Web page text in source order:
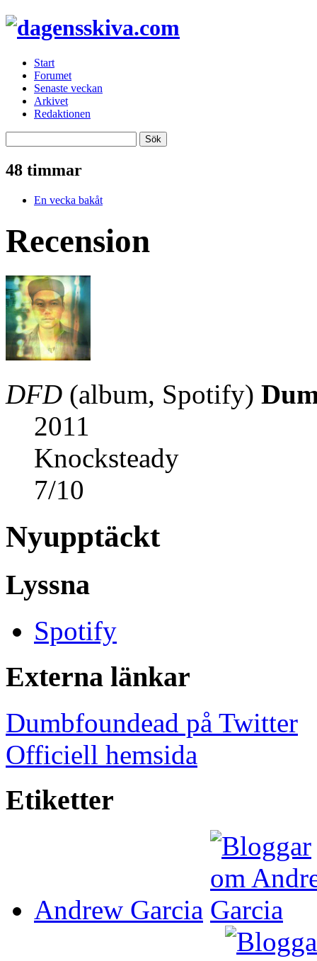
Start
Forumet
Senaste veckan
Arkivet
Redaktionen
48 timmar
En vecka bakåt
Recension
DFD (album, Spotify)
2011
Knocksteady
7/10
Nyupptäckt
Lyssna
Spotify
Externa länkar
Dumbfoundead på Twitter
Officiell hemsida
Etiketter
Andrew Garcia